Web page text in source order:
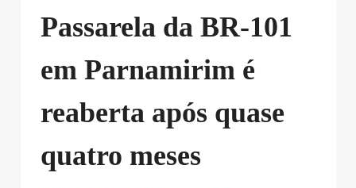
Passarela da BR-101
em Parnamirim é
reaberta após quase
quatro meses